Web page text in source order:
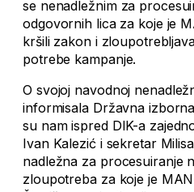
se nenadležnim za
odgovornih lica za koje je
kršili zakon i
potrebe kampanje.
O svojoj navodnoj
informisala Državna
su nam ispred DIK-a
Ivan Kalezić i sekretar
nadležna za procesuiranje
zloupotreba za koje je